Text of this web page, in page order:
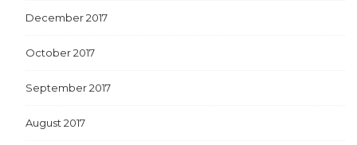
December 2017
October 2017
September 2017
August 2017